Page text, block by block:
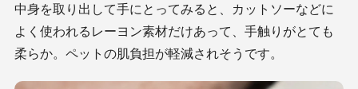
中身を取り出して手にとってみると、カットソーなどに
よく使われるレーヨン素材だけあって、手触りがとても
柔らか。ペットの肌負担が軽減されそうです。